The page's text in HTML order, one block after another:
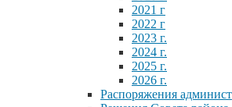
2021 г
2022 г
2023 г.
2024 г.
2025 г.
2026 г.
Распоряжения